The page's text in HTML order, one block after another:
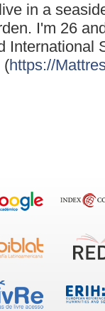
in a
I'm 26
International
(https://